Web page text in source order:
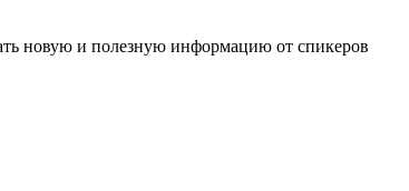
новую и полезную информацию от спикеров